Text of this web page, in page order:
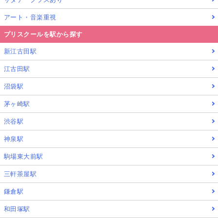
アート・音楽重視
プリスクールを駅から探す
新江古田駅
江古田駅
沼袋駅
茅ヶ崎駅
渋谷駅
神泉駅
駒場東大前駅
三軒茶屋駅
鎌倉駅
和田塚駅